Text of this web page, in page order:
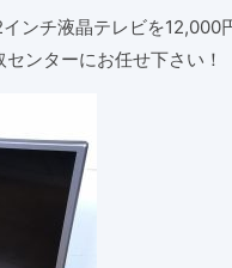
ンチ液晶テレビを12,000
ンターにお任せ下さい！